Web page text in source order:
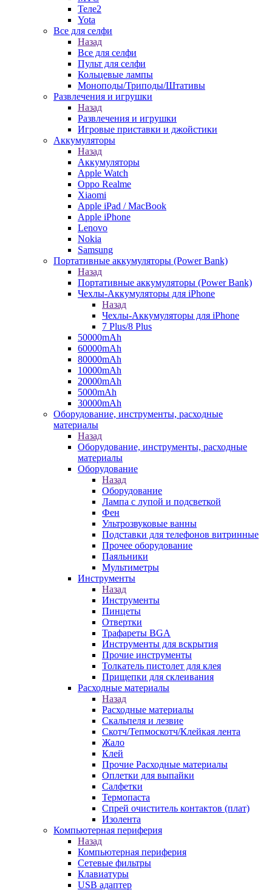
Теле2
Yota
Все для селфи
Назад
Все для селфи
Пульт для селфи
Кольцевые лампы
Моноподы/Триподы/Штативы
Развлечения и игрушки
Назад
Развлечения и игрушки
Игровые приставки и джойстики
Аккумуляторы
Назад
Аккумуляторы
Apple Watch
Oppo Realme
Xiaomi
Apple iPad / MacBook
Apple iPhone
Lenovo
Nokia
Samsung
Портативные аккумуляторы (Power Bank)
Назад
Портативные аккумуляторы (Power Bank)
Чехлы-Аккумуляторы для iPhone
Назад
Чехлы-Аккумуляторы для iPhone
7 Plus/8 Plus
50000mAh
60000mAh
80000mAh
10000mAh
20000mAh
5000mAh
30000mAh
Оборудование, инструменты, расходные
материалы
Назад
Оборудование, инструменты, расходные
материалы
Оборудование
Назад
Оборудование
Лампа с лупой и подсветкой
Фен
Ультрозвуковые ванны
Подставки для телефонов витринные
Прочее оборудование
Паяльники
Мультиметры
Инструменты
Назад
Инструменты
Пинцеты
Отвертки
Трафареты BGA
Инструменты для вскрытия
Прочие инструменты
Толкатель пистолет для клея
Прищепки для склеивания
Расходные материалы
Назад
Расходные материалы
Скальпеля и лезвие
Скотч/Тепмоскотч/Клейкая лента
Жало
Клей
Прочие Расходные материалы
Оплетки для выпайки
Салфетки
Термопаста
Спрей очиститель контактов (плат)
Изолента
Компьютерная периферия
Назад
Компьютерная периферия
Сетевые фильтры
Клавиатуры
USB адаптер